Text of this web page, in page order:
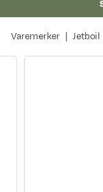
Varemerker Jetboil